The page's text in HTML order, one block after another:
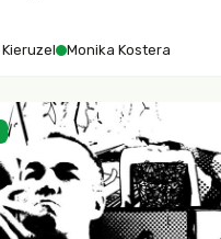
odczuwanie przestrzeni oraz
Monika Kostera